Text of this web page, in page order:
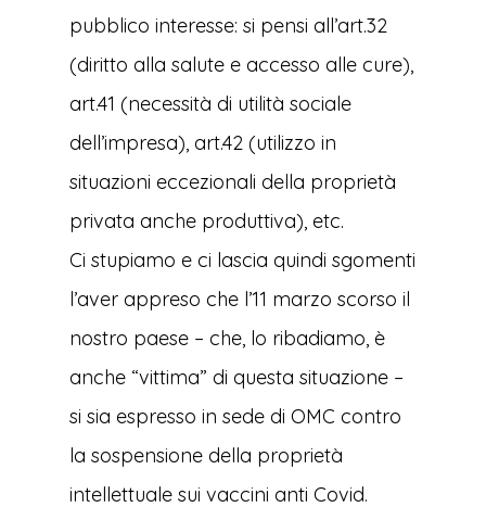
pubblico interesse: si pensi all’art.32
(diritto alla salute e accesso alle cure),
art.41 (necessità di utilità sociale
dell’impresa), art.42 (utilizzo in
situazioni eccezionali della proprietà
privata anche produttiva), etc.
Ci stupiamo e ci lascia quindi sgomenti
l’aver appreso che l’11 marzo scorso il
nostro paese – che, lo ribadiamo, è
anche “vittima” di questa situazione –
si sia espresso in sede di OMC contro
la sospensione della proprietà
intellettuale sui vaccini anti Covid.